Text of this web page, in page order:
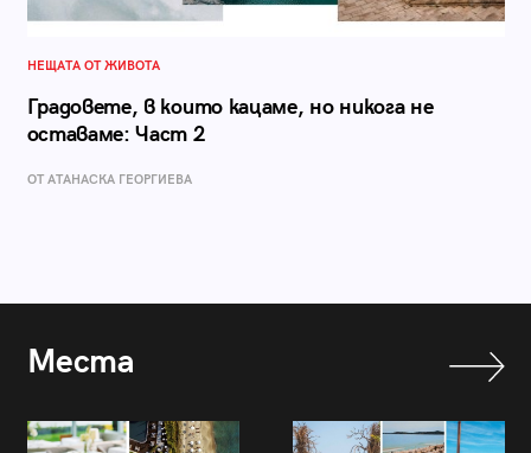
НЕЩАТА ОТ ЖИВОТА
Градовете, в които кацаме, но никога не
оставаме: Част 2
ОТ АТАНАСКА ГЕОРГИЕВА
Места